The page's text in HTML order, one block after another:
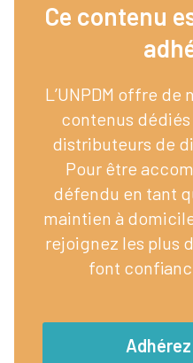
Ce contenu
L’UNPDM offre
contenus
distributeurs de
Pour être
défendu en tant
maintien à
rejoignez les plus
font
Adhérez